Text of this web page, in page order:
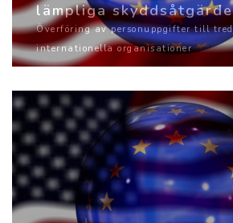
lämpliga
Överföring av personuppgifter till
internationella organisationer